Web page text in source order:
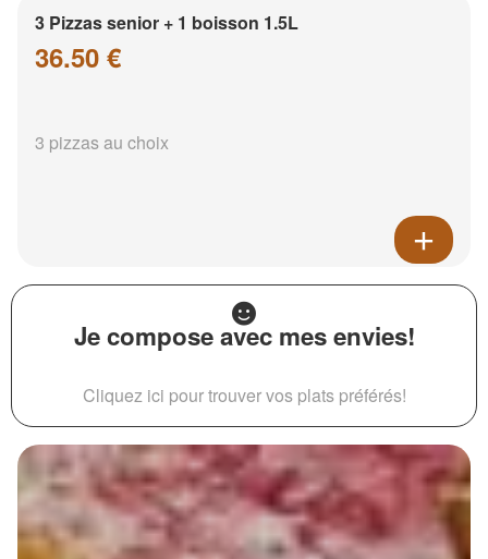
3 Pizzas senior + 1 boisson 1.5L
36.50 €
3 pizzas au choix
Je compose avec mes envies!
Cliquez ici pour trouver vos plats préférés!